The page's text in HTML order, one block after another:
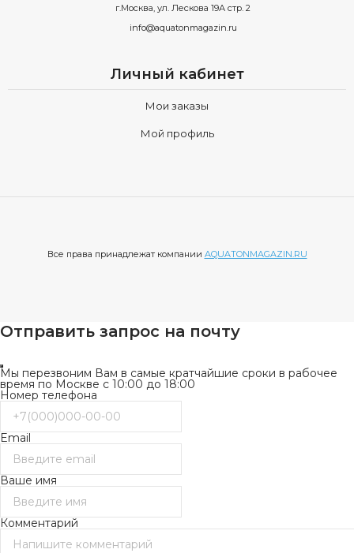
г.Москва, ул. Лескова 19А стр. 2
info@aquatonmagazin.ru
Личный кабинет
Мои заказы
Мой профиль
Все права принадлежат компании AQUATONMAGAZIN.RU
Отправить запрос на почту
Мы перезвоним Вам в самые кратчайшие сроки в рабочее
время по Москве с 10:00 до 18:00
Номер телефона
Email
Ваше имя
Комментарий